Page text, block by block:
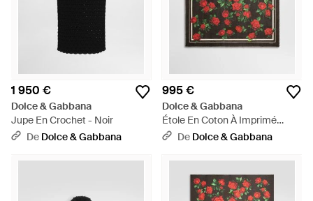
1 950 €
Dolce & Gabbana
Jupe En Crochet - Noir
De Dolce & Gabbana
995 €
Dolce & Gabbana
Étole En Coton À Imprimé
Roses - Rouge
De Dolce & Gabbana